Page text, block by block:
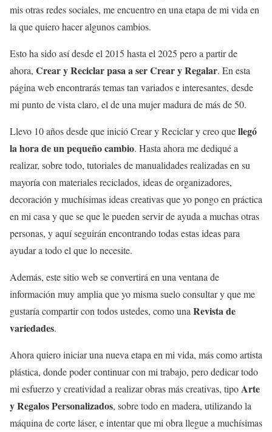
mis otras redes sociales, me encuentro en una etapa de mi vida en
la que quiero hacer algunos cambios.
Esto ha sido así desde el 2015 hasta el 2025 pero a partir de
ahora, Crear y Reciclar pasa a ser Crear y Regalar. En esta
página web encontrarás temas tan variados e interesantes, desde
mi punto de vista claro, el de una mujer madura de más de 50.
Llevo 10 años desde que inició Crear y Reciclar y creo quellegó
la hora de un pequeño cambio. Hasta ahora me dediqué a
realizar, sobre todo, tutoriales de manualidades realizadas en su
mayoría con materiales reciclados, ideas de organizadores,
decoración y muchísimas ideas creativas que yo pongo en práctica
en mi casa y que se que le pueden servir de ayuda a muchas otras
personas, y aquí seguirán encontrando todas estas ideas para
ayudar a todo el que lo necesite.
Además, este sitio web se convertirá en una ventana de
información muy amplia que yo misma suelo consultar y que me
gustaría compartir con todos ustedes, como unaRevista de
variedades.
Ahora quiero iniciar una nueva etapa en mi vida, más como artista
plástica, donde poder continuar con mi trabajo, pero dedicar todo
mi esfuerzo y creatividad a realizar obras más creativas, tipoArte
y Regalos Personalizados, sobre todo en madera, utilizando la
máquina de corte láser, e intentar que mi obra llegue a muchísimas